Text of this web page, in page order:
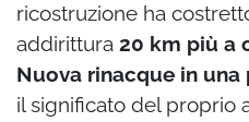
ricostruzione ha
addirittura 20 km più a
Nuova rinacque in una
il significato del proprio